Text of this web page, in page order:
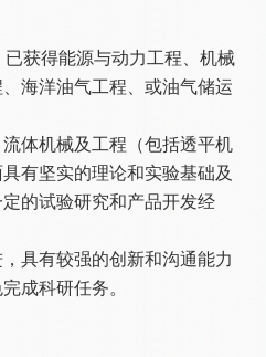
获得能源与动力工程、机械
海洋油气工程、或油气储运
体机械及工程（包括透平机
有坚实的理论和实验基础及
的试验研究和产品开发经
具有较强的创新和沟通能力
成科研任务。